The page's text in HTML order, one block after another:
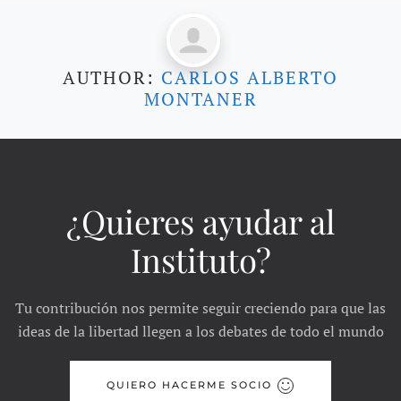
AUTHOR: CARLOS ALBERTO
MONTANER
¿Quieres ayudar al
Instituto?
Tu contribución nos permite seguir creciendo para que las
ideas de la libertad llegen a los debates de todo el mundo
QUIERO HACERME SOCIO